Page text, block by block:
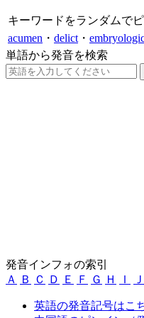
キーワードをランダムで
acumen ・ delict ・
単語から発音を検索
発音インフォの索引
Ａ
Ｂ Ｃ Ｄ Ｅ Ｆ Ｇ Ｈ Ｉ Ｊ
英語の発音記号はこ